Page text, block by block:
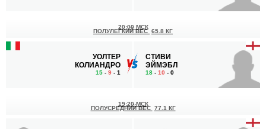
УОЛТЕР
КОЛИАНДРО
15 - 9 - 1
20:00 МСК
ПОЛУЛЕГКИЙ ВЕС 65.8 КГ
СТИВИ
ЭЙМЭБЛ
18 - 10 - 0
19:20 МСК
ПОЛУСРЕДНИЙ ВЕС 77.1 КГ